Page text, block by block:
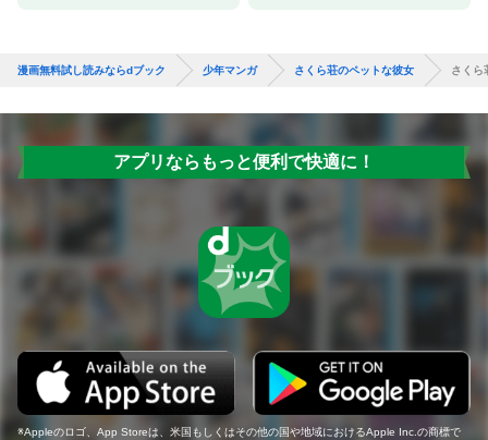
漫画無料試し読みならdブック 少年マンガ さくら荘のペットな彼女 さくら
アプリならもっと便利で快適に！
Appleのロゴ、App Storeは、米国もしくはその他の国や地域におけるApple Inc.の商標で